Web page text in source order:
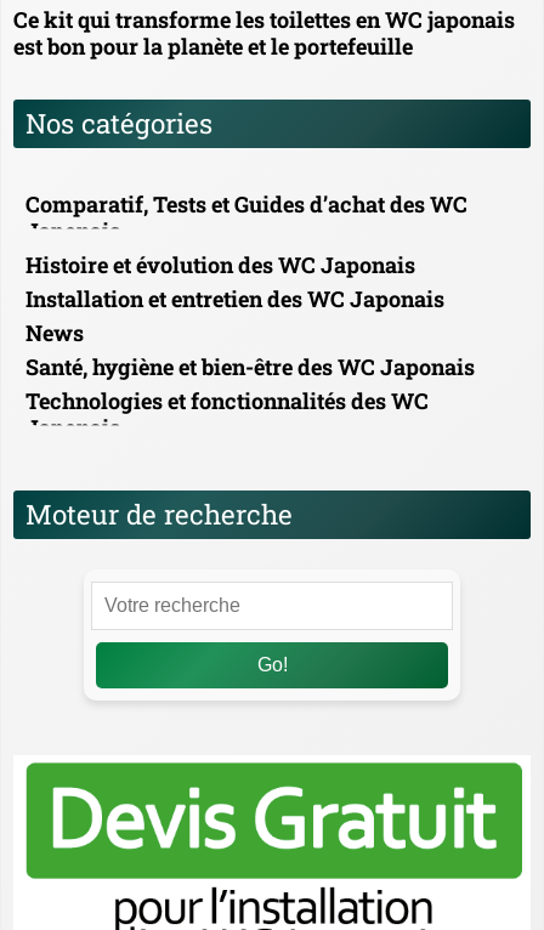
Ce kit qui transforme les toilettes en WC japonais
est bon pour la planète et le portefeuille
Nos catégories
Comparatif, Tests et Guides d’achat des WC
Japonais
Histoire et évolution des WC Japonais
Installation et entretien des WC Japonais
News
Santé, hygiène et bien-être des WC Japonais
Technologies et fonctionnalités des WC
Japonais
Moteur de recherche
Go!